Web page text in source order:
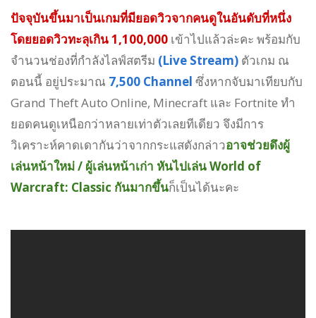
ปัจจุบันขึ้นมาเป็นเกมที่มียอดวิวจากคนดูในอันดับที่หนึ่ง
โดยยอดวิวทะลุเกิน 1,100,000 เข้าไปแล้วล่ะคะ พร้อมกับ
จำนวนช่องที่กำลังไลฟ์สตรีม (Live Stream) ตัวเกม ณ
ตอนนี้ อยู่ประมาณ 7,500 Channel ซึ่งหากจับมาเทียบกับ
Grand Theft Auto Online, Minecraft และ Fortnite ทำ
ยอดคนดูเหนือกว่าหลายเท่าตัวเลยทีเดียว จึงมีการ
วิเคราะห์คาดเดากันว่าจากกระแสดังกล่าวอาจช่วยดึงผู้
เล่นหน้าใหม่ / ผู้เล่นหน้าเก่า หันไปเล่น World of
Warcraft: Classic กันมากขึ้นก็เป็นได้นะคะ